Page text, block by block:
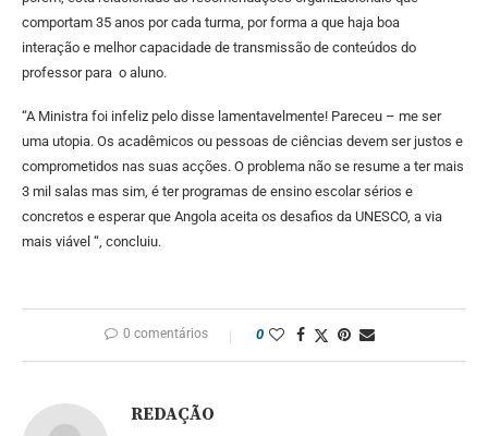
comportam 35 anos por cada turma, por forma a que haja boa
interação e melhor capacidade de transmissão de conteúdos do
professor para o aluno.
“A Ministra foi infeliz pelo disse lamentavelmente! Pareceu – me ser
uma utopia. Os acadêmicos ou pessoas de ciências devem ser justos e
comprometidos nas suas acções. O problema não se resume a ter mais
3 mil salas mas sim, é ter programas de ensino escolar sérios e
concretos e esperar que Angola aceita os desafios da UNESCO, a via
mais viável “, concluiu.
0 comentários 0
REDAÇÃO